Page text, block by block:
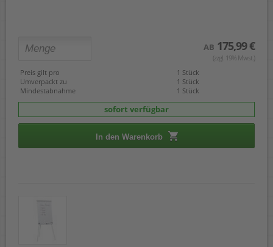
AB 175,99 €
(zzgl. 19% Mwst.)
Preis gilt pro
1 Stück
Umverpackt zu
1 Stück
Mindestabnahme
1 Stück
sofort verfügbar
In den Warenkorb